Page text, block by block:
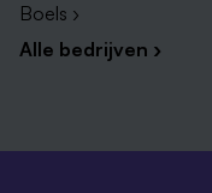
Boels ›
Alle bedrijven ›